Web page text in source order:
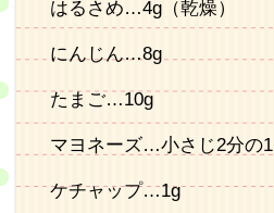
はるさめ…4g（乾燥）
にんじん…8g
たまご…10g
マヨネーズ…小さじ2分の1
ケチャップ…1g